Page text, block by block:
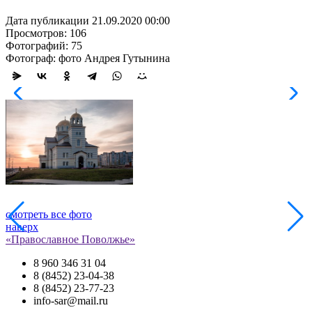
Дата публикации 21.09.2020 00:00
Просмотров: 106
Фотографий: 75
Фотограф: фото Андрея Гутынина
смотреть все фото
наверх
«Православное Поволжье»
8 960 346 31 04
8 (8452) 23-04-38
8 (8452) 23-77-23
info-sar@mail.ru